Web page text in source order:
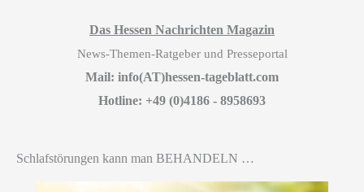
Das Hessen Nachrichten Magazin
News-Themen-Ratgeber und Presseportal
Mail: info(AT)hessen-tageblatt.com
Hotline: +49 (0)4186 - 8958693
Schlafstörungen kann man BEHANDELN …